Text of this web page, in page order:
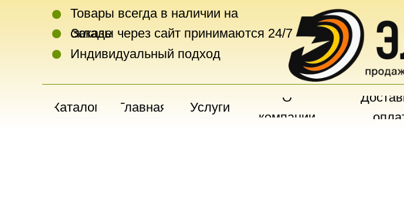
Товары всегда в наличии на
складе
Заказы через сайт принимаются 24/7
Каталог Главная
О
компании
Индивидуальный подход
Услуги